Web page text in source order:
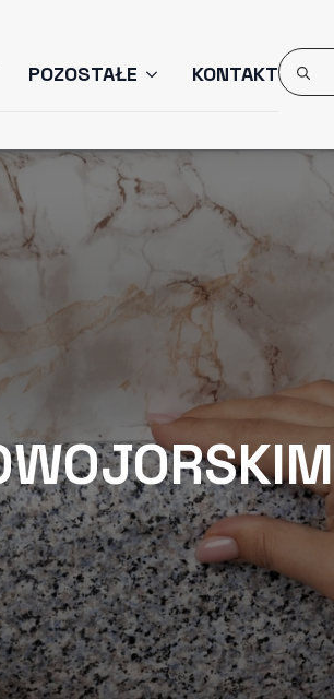
POZOSTAŁE KONTAKT
Search
For: